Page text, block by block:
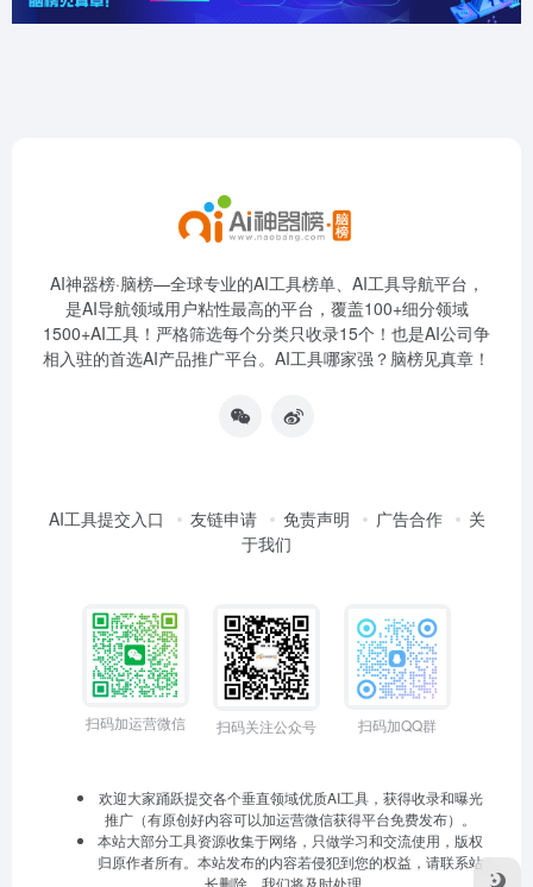
AI神器榜·脑榜—全球专业的AI工具榜单、AI工具导航平台，
是AI导航领域用户粘性最高的平台，覆盖100+细分领域
1500+AI工具！严格筛选每个分类只收录15个！也是AI公司争
相入驻的首选AI产品推广平台。AI工具哪家强？脑榜见真章！
AI工具提交入口 友链申请 免责声明 广告合作
关
于我们
扫码加运营微信 扫码关注公众号 扫码加QQ群
欢迎大家踊跃提交各个垂直领域优质AI工具，获得收录和曝光
推广（有原创好内容可以加运营微信获得平台免费发布）。
本站大部分工具资源收集于网络，只做学习和交流使用，版权
归原作者所有。本站发布的内容若侵犯到您的权益，请联系站
长删除，我们将及时处理。